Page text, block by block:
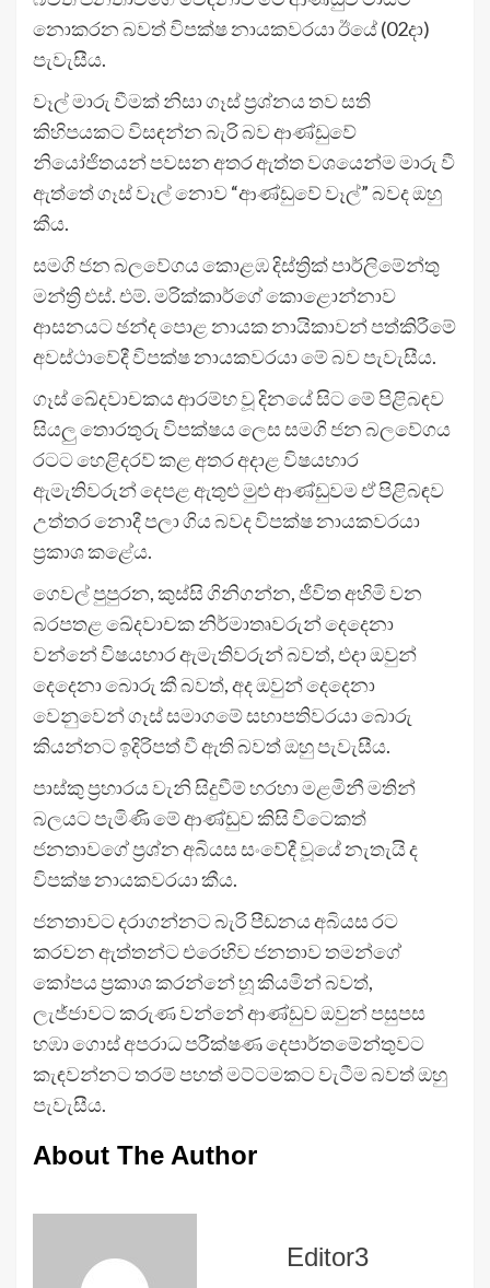
නොකරන බවත් විපක්ෂ නායකවරයා ඊයේ (02දා)
පැවැසීය.
වෑල් මාරු වීමක් නිසා ගෑස් ප්‍රශ්නය තව සති
කිහිපයකට විසඳන්න බැරි බව ආණ්ඩුවේ
නියෝජිතයන් පවසන අතර ඇත්ත වශයෙන්ම මාරු වී
ඇත්තේ ගෑස් වෑල් නොව “ආණ්ඩුවේ වෑල්” බවද ඔහු
කීය.
සමගි ජන බලවේගය කොළඹ දිස්ත්‍රික් පාර්ලිමේන්තු
මන්ත්‍රි එස්. එම්. මරික්කාර්ගේ කොළොන්නාව
ආසනයට ඡන්ද පොළ නායක නායිකාවන් පත්කිරීමේ
අවස්ථාවේදී විපක්ෂ නායකවරයා මේ බව පැවැසීය.
ගෑස් ඛේදවාචකය ආරම්භ වූ දිනයේ සිට මේ පිළිබඳව
සියලු තොරතුරු විපක්ෂය ලෙස සමගි ජන බලවේගය
රටට හෙළිදරව් කළ අතර අදාළ විෂයභාර
ඇමැතිවරුන් දෙපළ ඇතුළු මුළු ආණ්ඩුවම ඒ පිළිබඳව
උත්තර නොදී පලා ගිය බවද විපක්ෂ නායකවරයා
ප්‍රකාශ කළේය.
ගෙවල් පුපුරන, කුස්සි ගිනිගන්න, ජීවිත අහිමි වන
බරපතළ ඛේදවාචක නිර්මාතෘවරුන් දෙදෙනා
වන්නේ විෂයභාර ඇමැතිවරුන් බවත්, එදා ඔවුන්
දෙදෙනා බොරු කී බවත්, අද ඔවුන් දෙදෙනා
වෙනුවෙන් ගෑස් සමාගමේ සභාපතිවරයා බොරු
කියන්නට ඉදිරිපත් වී ඇති බවත් ඔහු පැවැසීය.
පාස්කු ප්‍රහාරය වැනි සිදුවීම් හරහා මළමිනී මතින්
බලයට පැමිණි මේ ආණ්ඩුව කිසි විටෙකත්
ජනතාවගේ ප්‍රශ්න අබියස සංවේදී වූයේ නැතැයි ද
විපක්ෂ නායකවරයා කීය.
ජනතාවට දරාගන්නට බැරි පීඩනය අබියස රට
කරවන ඇත්තන්ට එරෙහිව ජනතාව තමන්ගේ
කෝපය ප්‍රකාශ කරන්නේ හූ කියමින් බවත්,
ලැජ්ජාවට කරුණ වන්නේ ආණ්ඩුව ඔවුන් පසුපස
හඹා ගොස් අපරාධ පරීක්ෂණ දෙපාර්තමේන්තුවට
කැඳවන්නට තරම් පහත් මට්ටමකට වැටීම බවත් ඔහු
පැවැසීය.
About The Author
Editor3